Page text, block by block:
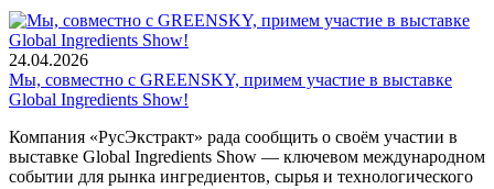
24.04.2026
Мы, совместно с GREENSKY, примем участие в выставке
Global Ingredients Show!
Компания «РусЭкстракт» рада сообщить о своём участии в
выставке Global Ingredients Show — ключевом международном
событии для рынка ингредиентов, сырья и технологического